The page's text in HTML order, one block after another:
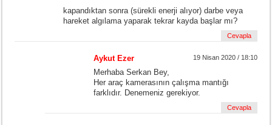
kapandıktan sonra (sürekli enerji alıyor) darbe veya
hareket algılama yaparak tekrar kayda başlar mı?
Cevapla
Aykut Ezer 19 Nisan 2020 / 18:10
Merhaba Serkan Bey,
Her araç kamerasının çalışma mantığı
farklıdır. Denemeniz gerekiyor.
Cevapla